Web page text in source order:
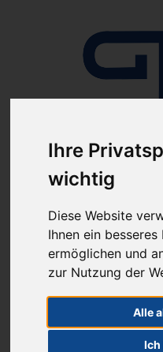
Ihre
wichtig
Diese Website
Ihnen ein
ermöglichen und
zur Nutzung der
Alle
Ich
ab 100€
(innerhalb Deutschlands)